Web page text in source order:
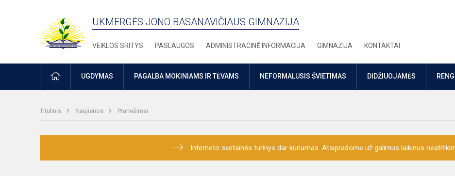
UKMERGĖS JONO BASANAVIČIAUS GIMNAZIJA
VEIKLOS SRITYS PASLAUGOS ADMINISTRACINĖ INFORMACIJA GIMNAZIJA KONTAKTAI
PRADŽIAUGDYMAS PAGALBA MOKINIAMS IR TĖVAMS NEFORMALUSIS ŠVIETIMAS DIDŽIUOJAMĖS
Titulinis Naujienos Pranešimai
Interneto svetainės turinys dar kuriamas. Atsiprašome už galimus laikinus